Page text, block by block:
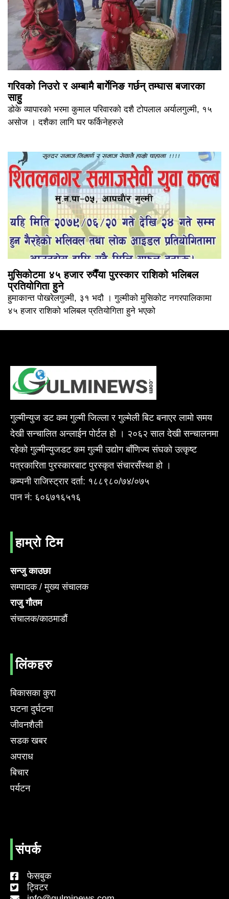
गरिवको निउरो र अम्बामै बार्गेनिङ गर्छन् तम्घास बजारका
साहु
डोके व्यापारको भरमा कुमाल परिवारको दशै टोपलाल अर्यालगुल्मी, १५
असोज । दशैका लागि घर फर्किनेहरुले
मुसिकोटमा ४५ हजार रुपैँया पुरस्कार राशिको भलिबल
प्रतियोगिता हुने
हुमाकान्त पोखरेलगुल्मी, ३१ भदौ । गुल्मीको मुसिकोट नगरपालिकामा
४५ हजार राशिको भलिबल प्रतियोगिता हुने भएको
गुल्मीन्युज डट कम गुल्मी जिल्ला र गुल्मेली बिट बनाएर लामो समय
देखी सन्चालित अन्लाईन पोर्टल हो । २०६२ साल देखी सन्चालनमा
रहेको गुल्मीन्युजडट कम गुल्मी उद्योग बाँणिज्य संघको उत्कृष्ट
पत्रकारिता पुरस्कारबाट पुरस्कृत संचारसँस्था हो ।
कम्पनी राजिस्ट्रार दर्ता: १८८९८०/७४/०७५
पान नं: ६०६७१६५१६
हाम्रो टिम
सन्जु काउछा
सम्पादक / मुख्य संचालक
राजु गौतम
संचालक/काठमाडौं
लिंकहरु
बिकासका कुरा
घटना दुर्घटना
जीवनशैली
सडक खबर
अपराध
बिचार
पर्यटन
संपर्क
फेसबुक
ट्विटर